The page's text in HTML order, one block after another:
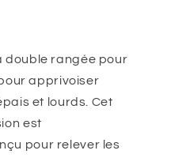
double rangée pour
apprivoiser
et lourds. Cet
est
pour relever les